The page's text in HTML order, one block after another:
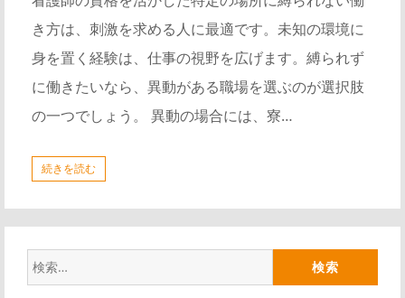
き方は、刺激を求める人に最適です。未知の環境に
身を置く経験は、仕事の視野を広げます。縛られず
に働きたいなら、異動がある職場を選ぶのが選択肢
の一つでしょう。 異動の場合には、寮…
続きを読む
索: